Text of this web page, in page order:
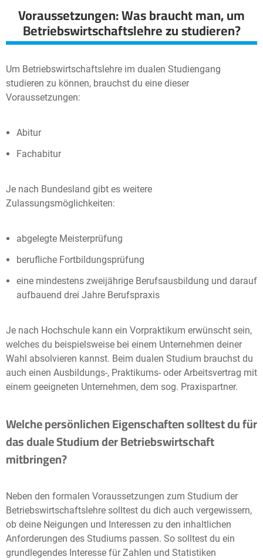
Voraussetzungen: Was braucht man, um
Betriebswirtschaftslehre zu studieren?
Um Betriebswirtschaftslehre im dualen Studiengang
studieren zu können, brauchst du eine dieser
Voraussetzungen:
Abitur
Fachabitur
Je nach Bundesland gibt es weitere
Zulassungsmöglichkeiten:
abgelegte Meisterprüfung
berufliche Fortbildungsprüfung
eine mindestens zweijährige Berufsausbildung und darauf
aufbauend drei Jahre Berufspraxis
Je nach Hochschule kann ein Vorpraktikum erwünscht sein,
welches du beispielsweise bei einem Unternehmen deiner
Wahl absolvieren kannst. Beim dualen Studium brauchst du
auch einen Ausbildungs-, Praktikums- oder Arbeitsvertrag mit
einem geeigneten Unternehmen, dem sog. Praxispartner.
Welche persönlichen Eigenschaften solltest du für
das duale Studium der Betriebswirtschaft
mitbringen?
Neben den formalen Voraussetzungen zum Studium der
Betriebswirtschaftslehre solltest du dich auch vergewissern,
ob deine Neigungen und Interessen zu den inhaltlichen
Anforderungen des Studiums passen. So solltest du ein
grundlegendes Interesse für Zahlen und Statistiken